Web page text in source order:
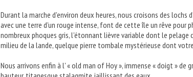
Durant la marche d'environ deux heures, nous croisons des
avec une terre d'un rouge intense, font de cette île un rêve pour
nombreux phoques gris, l'étonnant lièvre variable dont le pelage
milieu de la lande, quelque pierre tombale mystérieuse dont
Nous arrivons enfin à l' « old man of Hoy », immense « doigt » de